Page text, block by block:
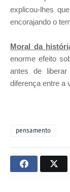
explicou-lhes
encorajando o
Moral da
enorme efeito
antes de
diferença entre a
pensamento